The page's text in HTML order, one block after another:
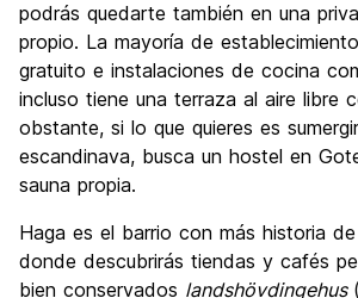
podrás quedarte también en una
propio. La mayoría de
gratuito e instalaciones de cocina
incluso tiene una terraza al aire libre
obstante, si lo que quieres es
escandinava, busca un hostel en
sauna propia.
Haga es el barrio con más historia
donde descubrirás tiendas y cafés
bien conservados landshövdingehus